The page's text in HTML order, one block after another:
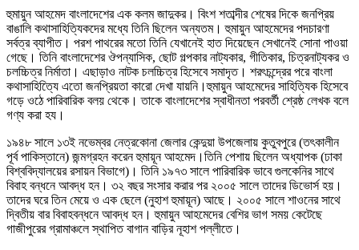
হুমায়ুন আহমেদ বাংলাদেশের এক কলম জাদুকর। বিংশ শতাব্দীর শেষের দিকে জনপ্রিয়
বাঙালি কথাসাহিত্যিকদের মধ্যে তিনি ছিলেন অন্যতম। হুমায়ুন আহমেদের পদচারণা
সর্বত্র ব্যাপীত। পরশ পাথরের মতো তিনি যেখানেই হাত দিয়েছেন সেখানেই সোনা পাওয়া
গেছে। তিনি বাংলাদেশের ঔপন্যাসিক, ছোট গল্পকার নাট্যকার, গীতিকার, চিত্রনাট্যকর ও
চলচ্চিত্র নির্মাতা। এছাড়াও নাটক চলচ্চিত্র হিসেবে সমাদৃত। শরৎচন্দ্রের পরে বাংলা
কথাসাহিত্যিে এতো জনপ্রিয়তা কারো দেখা যায়নি।হুমায়ুন আহমেদের সাহিত্যিক হিসেবে
গড়ে ওঠে পারিবারিক বলয় থেকে। তাকে বাংলাদেশের স্বাধীনতা পরবর্তী শ্রেষ্ঠ লেখক বলে
গণ্য করা হয।
১৯৪৮ সালে ১৩ই নভেম্বর নেত্রকোনা জেলার কেন্দুয়া উপজেলায় কুতুবপুরে (তৎকালীন
পূর্ব পাকিস্তানে) জন্মগ্রহন করেন হুমায়ূন আহমেদ।তিনি পেশায় ছিলেন অধ্যাপক (ঢাকা
বিশ্ববিদ্যালয়ের রসায়ন বিভাগে)। তিনি ১৯৭৩ সালে পারিবারিক ভাবে গুলকেনির সাথে
বিবাহ বন্ধনে আবদ্ধ হন। ৩২ বছর সংসার করার পর ২০০৫ সালে তাদের ডিভোর্স হয়।
তাদের ঘরে তিন মেয়ে ও এক ছেলে (নুহাশ হুমায়ূন) আছে। ২০০৫ সালে শাওনের সাথে
দ্বিতীয় বার বিবাহবন্ধনে আবদ্ধ হন। হুমায়ুন আহমেদের বেশির ভাগ সময় কেটেছে
গাজীপুরের গ্রামাঞ্চলে স্থাপিত বাগান বাড়ির নূহাশ পল্লীতে।